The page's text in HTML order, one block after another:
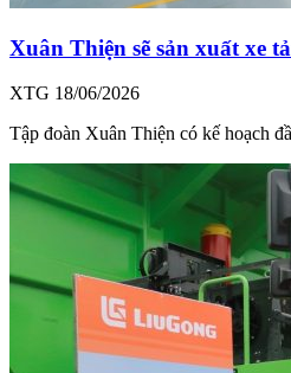
Xuân Thiện sẽ sản xuất xe
XTG 18/06/2026
Tập đoàn Xuân Thiện có kế hoạch